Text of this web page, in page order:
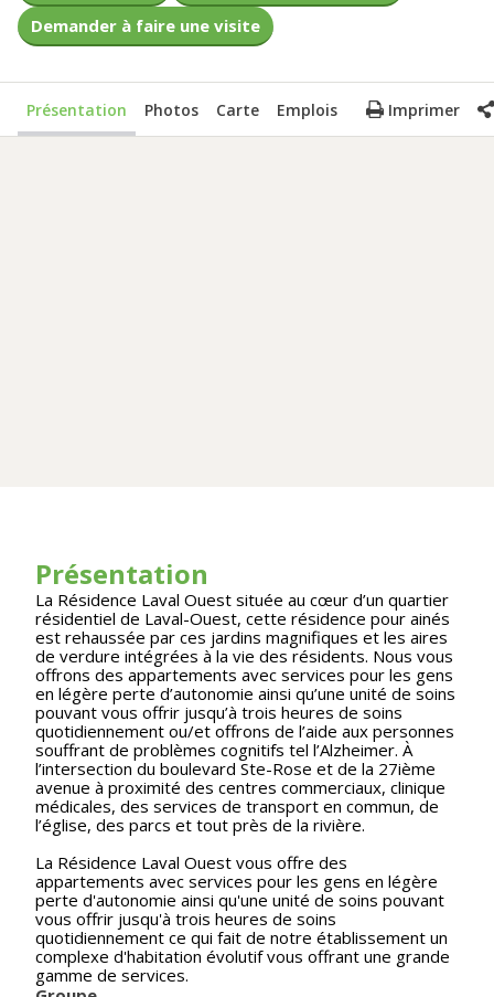
Demander à faire une visite
Présentation Photos Carte Emplois Imprimer
Présentation
La Résidence Laval Ouest située au cœur d’un quartier
résidentiel de Laval-Ouest, cette résidence pour ainés
est rehaussée par ces jardins magnifiques et les aires
de verdure intégrées à la vie des résidents. Nous vous
offrons des appartements avec services pour les gens
en légère perte d’autonomie ainsi qu’une unité de soins
pouvant vous offrir jusqu’à trois heures de soins
quotidiennement ou/et offrons de l’aide aux personnes
souffrant de problèmes cognitifs tel l’Alzheimer. À
l’intersection du boulevard Ste-Rose et de la 27ième
avenue à proximité des centres commerciaux, clinique
médicales, des services de transport en commun, de
l’église, des parcs et tout près de la rivière.
La Résidence Laval Ouest vous offre des
appartements avec services pour les gens en légère
perte d'autonomie ainsi qu'une unité de soins pouvant
vous offrir jusqu'à trois heures de soins
quotidiennement ce qui fait de notre établissement un
complexe d'habitation évolutif vous offrant une grande
gamme de services.